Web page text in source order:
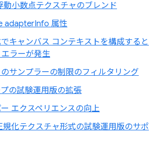
動小数点テクスチャのブレンド
adapterInfo 属性
キャンバス コンテキストを構成すると
ラーが発生
サンプラーの制限のフィルタリング
の試験運用版の拡張
エクスペリエンスの向上
規化テクスチャ形式の試験運用版のサポ